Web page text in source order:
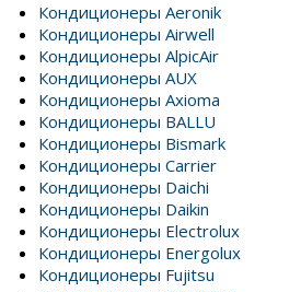
Кондиционеры Aeronik
Кондиционеры Airwell
Кондиционеры AlpicAir
Кондиционеры AUX
Кондиционеры Axioma
Кондиционеры BALLU
Кондиционеры Bismark
Кондиционеры Carrier
Кондиционеры Daichi
Кондиционеры Daikin
Кондиционеры Electrolux
Кондиционеры Energolux
Кондиционеры Fujitsu